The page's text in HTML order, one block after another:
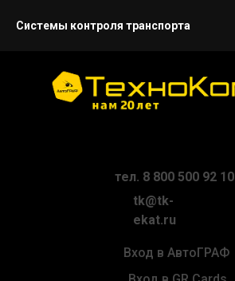
Системы контроля транспорта
tk@tk-
ekat.ru
тел. 8 800 500 92 10
Вход в АвтоГРАФ